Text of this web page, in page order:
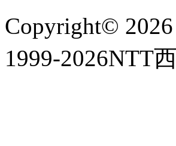
Copyright©
1999-2026NTT